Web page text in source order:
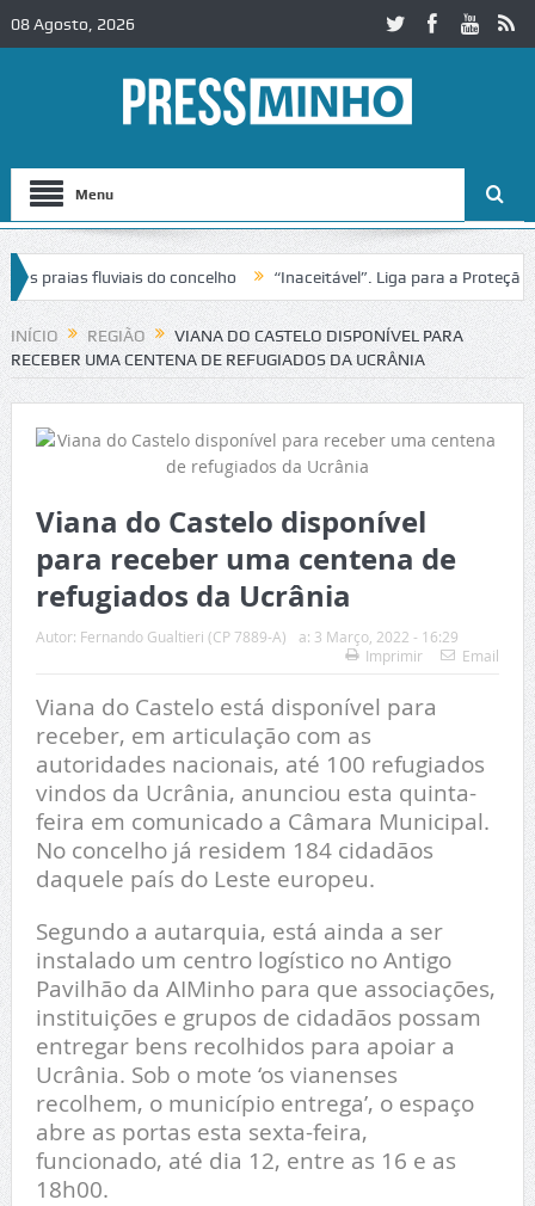
08 Agosto, 2026
Menu
fluviais do concelho “Inaceitável”. Liga para a Proteção da
de trânsito no IC2 em Alcobaça Igreja do Castelo de Cerveira
INÍCIO REGIÃO
VIANA DO CASTELO DISPONÍVEL PARA
RECEBER UMA CENTENA DE REFUGIADOS DA UCRÂNIA
Viana do Castelo disponível
para receber uma centena de
refugiados da Ucrânia
Autor: Fernando Gualtieri (CP 7889-A) a: 3 Março, 2022 - 16:29
Imprimir
Email
Viana do Castelo está disponível para
receber, em articulação com as
autoridades nacionais, até 100 refugiados
vindos da Ucrânia, anunciou esta quinta-
feira em comunicado a Câmara Municipal.
No concelho já residem 184 cidadãos
daquele país do Leste europeu.
Segundo a autarquia, está ainda a ser
instalado um centro logístico no Antigo
Pavilhão da AIMinho para que associações,
instituições e grupos de cidadãos possam
entregar bens recolhidos para apoiar a
Ucrânia. Sob o mote ‘os vianenses
recolhem, o município entrega’, o espaço
abre as portas esta sexta-feira,
funcionado, até dia 12, entre as 16 e as
18h00.